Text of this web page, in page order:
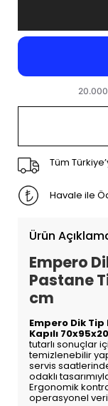
Tüm
Havale ile
Ürün
Empero
Pastane
cm
Empero Dik
Kapılı
tutarlı sonuçlar
temizlenebilir
servis
odaklı
Ergonomik
operasyonel